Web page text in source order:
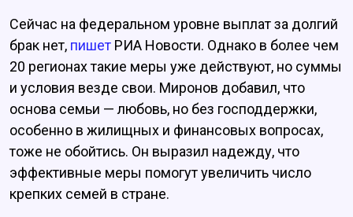
Сейчас на федеральном уровне выплат за долгий
брак нет, пишет РИА Новости. Однако в более чем
20 регионах такие меры уже действуют, но суммы
и условия везде свои. Миронов добавил, что
основа семьи — любовь, но без господдержки,
особенно в жилищных и финансовых вопросах,
тоже не обойтись. Он выразил надежду, что
эффективные меры помогут увеличить число
крепких семей в стране.